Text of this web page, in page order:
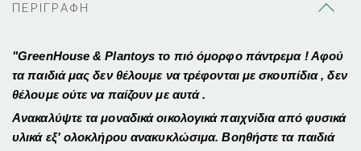
ΠΕΡΙΓΡΑΦΗ
"GreenHouse & Plantoys το πιό όμορφο πάντρεμα ! Αφού
τα παιδιά μας δεν θέλουμε να τρέφονται με σκουπίδια , δεν
θέλουμε ούτε να παίζουν με αυτά .
Ανακαλύψτε τα μοναδικά οικολογικά παιχνίδια από φυσικά
υλικά εξ' ολοκλήρου ανακυκλώσιμα. Βοηθήστε τα παιδιά